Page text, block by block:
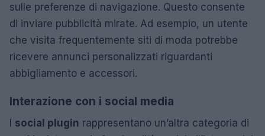
sulle preferenze di navigazione. Questo consente
di inviare pubblicità mirate. Ad esempio, un utente
che visita frequentemente siti di moda potrebbe
ricevere annunci personalizzati riguardanti
abbigliamento e accessori.
Interazione con i social media
I social plugin rappresentano un’altra categoria di